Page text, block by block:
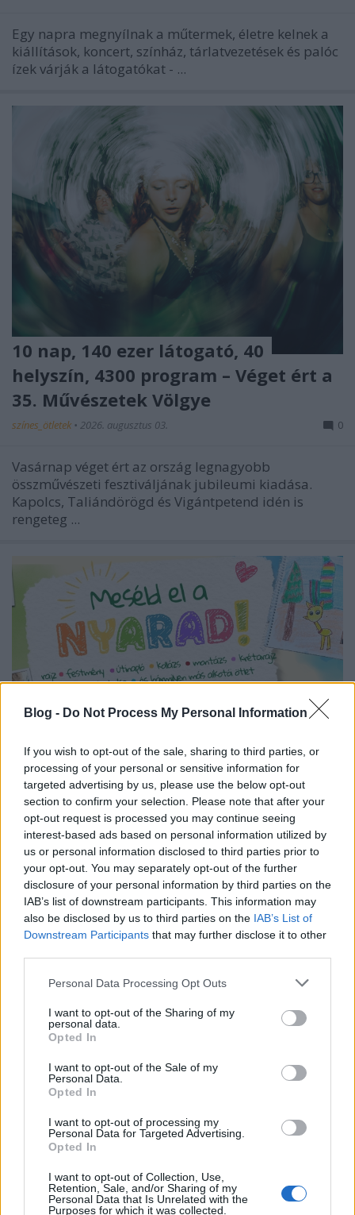
Blog - Do Not Process My Personal Information
If you wish to opt-out of the sale, sharing to third parties, or
processing of your personal or sensitive information for
targeted advertising by us, please use the below opt-out
section to confirm your selection. Please note that after your
opt-out request is processed you may continue seeing
interest-based ads based on personal information utilized by
us or personal information disclosed to third parties prior to
your opt-out. You may separately opt-out of the further
disclosure of your personal information by third parties on the
IAB’s list of downstream participants. This information may
also be disclosed by us to third parties on the IAB’s List of
Downstream Participants that may further disclose it to other
Please note that this website/app uses one or more Google
not limited to your visit or usage behaviour. You may click to
grant or deny consent to Google and its third-party tags to
use your data for below specified purposes in below Google
consent section.
Personal Data Processing Opt Outs
I want to opt-out of the Sharing of my
personal data.
Opted In
I want to opt-out of the Sale of my
Personal Data.
Opted In
I want to opt-out of processing my
Personal Data for Targeted Advertising.
Opted In
I want to opt-out of Collection, Use,
Retention, Sale, and/or Sharing of my
Personal Data that Is Unrelated with the
Purposes for which it was collected.
Egy napra megnyílnak a műtermek, életre kelnek a
kiállítások, koncert, színház, tárlatvezetések és palóc
ízek várják a látogatókat - ...
10 nap, 140 ezer látogató, 40
helyszín, 4300 program – Véget ért a
35. Művészetek Völgye
színes_ötletek • 2026. augusztus 03. 0
Vasárnap véget ért az ország legnagyobb
összművészeti fesztiváljának jubileumi kiadása.
Kapolcs, Taliándörögd és Vigántpetend idén is
rengeteg ...
Crayola Kreatív Szünidő Pályázat
2026
színes_ötletek•2026. július 28.
A nyár tele van olyan pillanatokkal, amelyeket
szívesen őrzünk meg: különleges kirándulások,
táborok, régóta várt találkozások, önfeledt ...
A „kék szoba” új ritmusban – DIY